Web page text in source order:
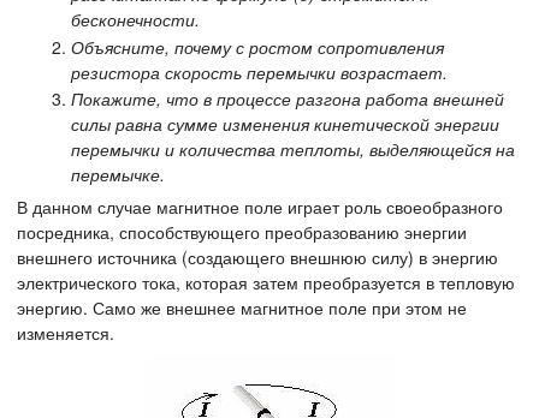
бесконечности.
Объясните, почему с ростом сопротивления
резистора скорость перемычки возрастает.
Покажите, что в процессе разгона работа внешней
силы равна сумме изменения кинетической энергии
перемычки и количества теплоты, выделяющейся на
перемычке.
В данном случае магнитное поле играет роль своеобразного
посредника, способствующего преобразованию энергии
внешнего источника (создающего внешнюю силу) в энергию
электрического тока, которая затем преобразуется в тепловую
энергию. Само же внешнее магнитное поле при этом не
изменяется.